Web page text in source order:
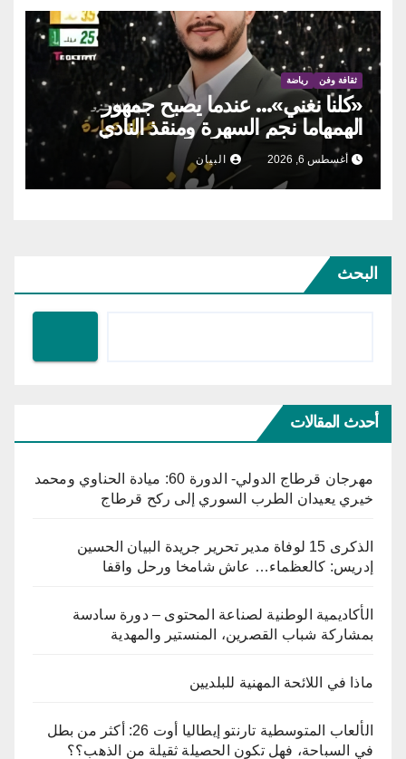
ثقافة وفن رياضة
«كلنا نغني»… عندما يصبح جمهور
الهمهاما نجم السهرة ومنقذ النادي
أغسطس 6, 2026 البيان
البحث
أحدث المقالات
مهرجان قرطاج الدولي- الدورة 60: ميادة الحناوي ومحمد
خيري يعيدان الطرب السوري إلى ركح قرطاج
الذكرى 15 لوفاة مدير تحرير جريدة البيان الحسين
إدريس: كالعظماء… عاش شامخا ورحل واقفا
الأكاديمية الوطنية لصناعة المحتوى – دورة سادسة
بمشاركة شباب القصرين، المنستير والمهدية
ماذا في اللائحة المهنية للبلديين
الألعاب المتوسطية تارنتو إيطاليا أوت 26: أكثر من بطل
في السباحة، فهل تكون الحصيلة ثقيلة من الذهب؟؟